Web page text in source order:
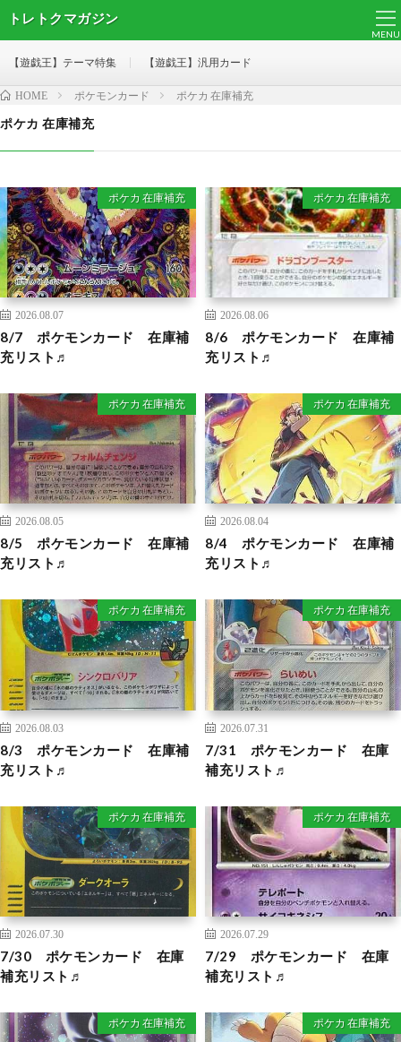
トレトクマガジン
MENU
【遊戯王】テーマ特集 【遊戯王】汎用カード
HOME ポケモンカード ポケカ 在庫補充
ポケカ 在庫補充
ポケカ 在庫補充
2026.08.07
8/7 ポケモンカード 在庫補
充リスト♬
ポケカ 在庫補充
2026.08.06
8/6 ポケモンカード 在庫補
充リスト♬
ポケカ 在庫補充
2026.08.05
8/5 ポケモンカード 在庫補
充リスト♬
ポケカ 在庫補充
2026.08.04
8/4 ポケモンカード 在庫補
充リスト♬
ポケカ 在庫補充
2026.08.03
8/3 ポケモンカード 在庫補
充リスト♬
ポケカ 在庫補充
2026.07.31
7/31 ポケモンカード 在庫
補充リスト♬
ポケカ 在庫補充
2026.07.30
7/30 ポケモンカード 在庫
補充リスト♬
ポケカ 在庫補充
2026.07.29
7/29 ポケモンカード 在庫
補充リスト♬
ポケカ 在庫補充 ポケカ 在庫補充